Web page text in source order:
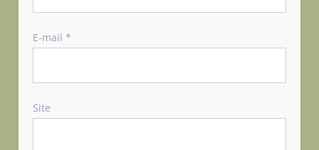
E-mail*
Site